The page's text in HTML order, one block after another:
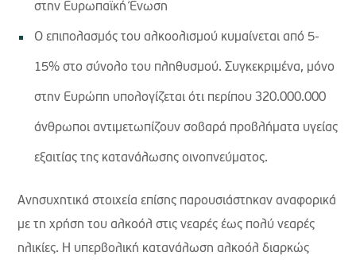
στην Ευρωπαϊκή Ένωση
Ο επιπολασμός του αλκοολισμού κυμαίνεται από 5-
15% στο σύνολο του πληθυσμού. Συγκεκριμένα, μόνο
στην Ευρώπη υπολογίζεται ότι περίπου 320.000.000
άνθρωποι αντιμετωπίζουν σοβαρά προβλήματα υγείας
εξαιτίας της κατανάλωσης οινοπνεύματος.
Ανησυχητικά στοιχεία επίσης παρουσιάστηκαν αναφορικά
με τη χρήση του αλκοόλ στις νεαρές έως πολύ νεαρές
ηλικίες. Η υπερβολική κατανάλωση αλκοόλ διαρκώς